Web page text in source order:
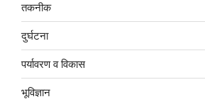
तकनीक
दुर्घटना
पर्यावरण व विकास
भूविज्ञान